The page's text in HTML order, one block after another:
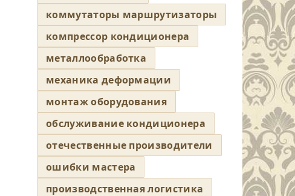
коммутаторы маршрутизаторы
компрессор кондиционера
металлообработка
механика деформации
монтаж оборудования
обслуживание кондиционера
отечественные производители
ошибки мастера
производственная логистика